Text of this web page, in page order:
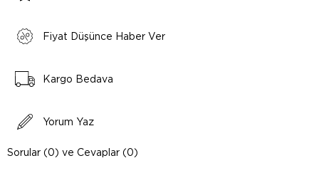
Fiyat Düşünce Haber Ver
Kargo Bedava
Yorum Yaz
Sorular (0) ve Cevaplar (0)